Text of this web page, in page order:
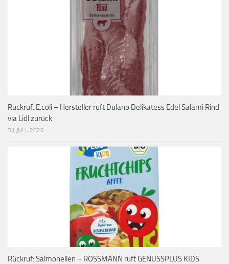
Rückruf: E.coli – Hersteller ruft Dulano Delikatess Edel Salami Rind
via Lidl zurück
31 JULI, 2026
Rückruf: Salmonellen – ROSSMANN ruft GENUSSPLUS KIDS